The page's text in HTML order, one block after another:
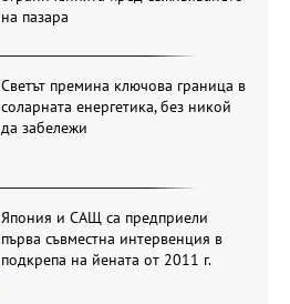
на пазара
Светът премина ключова граница в
соларната енергетика, без никой
да забележи
Япония и САЩ са предприели
първа съвместна интервенция в
подкрепа на йената от 2011 г.